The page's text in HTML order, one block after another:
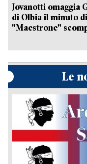
Jovanotti omaggia
di Olbia il minuto
"Maestrone"
Le